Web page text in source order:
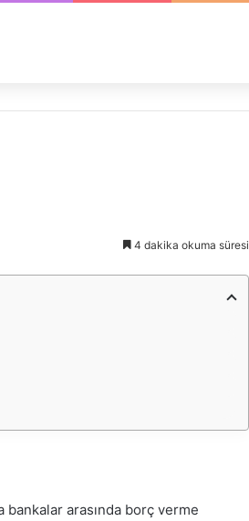
4 dakika okuma süresi
bankalar arasında borç verme